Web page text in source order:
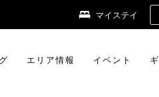
マイステイ
エリア情報 イベント